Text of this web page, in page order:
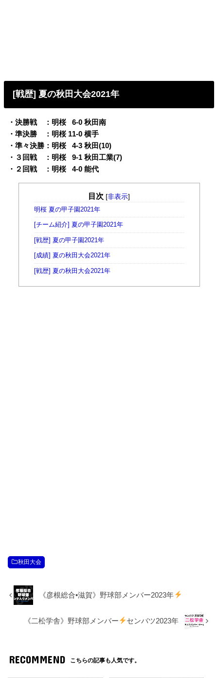
[戦歴] 夏の秋田大会2021年
・決勝戦 ：明桜 06-0 秋田南
・準決勝 ：明桜 11-0 横手
・準々決勝：明桜
04-3 秋田(10)
・３回戦 ：明桜
09-1 秋田工業(7)
・２回戦 ：明桜
04-0 能代
目次 [非表示]
明桜 夏の甲子園2021年
[チーム紹介] 夏の甲子園2021年
[戦歴] 夏の甲子園2021年
[成績] 夏の秋田大会2021年
[戦歴] 夏の秋田大会2021年
秋田大会
《彦根総合•滋賀》野球部メンバー2023年
《二松学舎》野球部メンバー センバツ2023年
RECOMMEND こちらの記事も人気です。